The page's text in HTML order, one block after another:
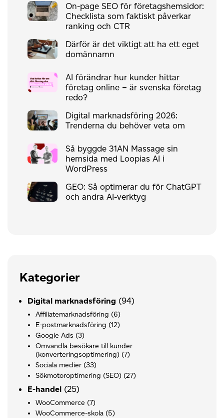
On-page SEO för företagshemsidor:
Checklista som faktiskt påverkar
ranking och CTR
Därför är det viktigt att ha ett eget
domännamn
AI förändrar hur kunder hittar
företag online – är svenska företag
redo?
Digital marknadsföring 2026:
Trenderna du behöver veta om
Så byggde 31AN Massage sin
hemsida med Loopias AI i
WordPress
GEO: Så optimerar du för ChatGPT
och andra AI-verktyg
Kategorier
Digital marknadsföring (94)
Affiliatemarknadsföring (6)
E-postmarknadsföring (12)
Google Ads (3)
Omvandla besökare till kunder
(konverteringsoptimering) (7)
Sociala medier (33)
Sökmotoroptimering (SEO) (27)
E-handel (25)
WooCommerce (7)
WooCommerce-skola (5)